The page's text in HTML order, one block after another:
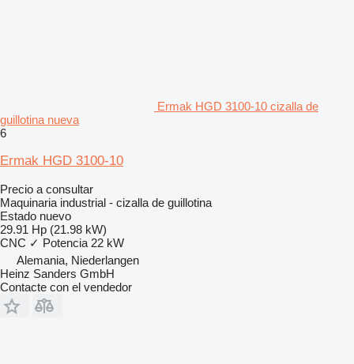
Ermak HGD 3100-10 cizalla de
guillotina nueva
6
Ermak HGD 3100-10
Precio a consultar
Maquinaria industrial - cizalla de guillotina
Estado nuevo
29.91 Hp (21.98 kW)
CNC ✓ Potencia 22 kW
Alemania, Niederlangen
Heinz Sanders GmbH
Contacte con el vendedor